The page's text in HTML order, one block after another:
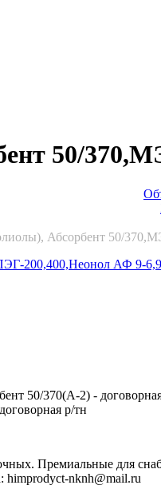
50/
Абсорбент 50/
50/370(А-2) -
р/тн
Премиальные для
himprodyct-nknh@mail.ru